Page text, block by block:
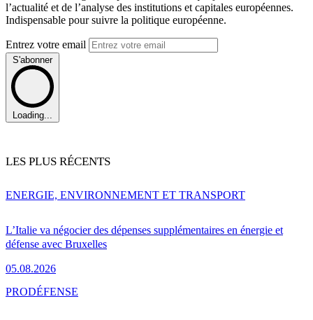
l’actualité et de l’analyse des institutions et capitales européennes.
Indispensable pour suivre la politique européenne.
Entrez votre email
S'abonner
Loading...
LES PLUS RÉCENTS
L’Italie va négocier des dépenses supplémentaires en énergie et
défense avec Bruxelles
05.08.2026
ENERGIE, ENVIRONNEMENT ET TRANSPORT
PRODÉFENSE